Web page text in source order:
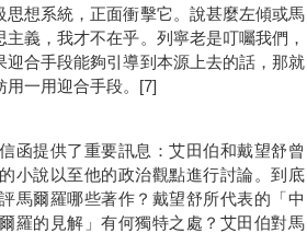
思想系統，正面衝擊它。說甚麼左傾或馬
主義，我才不在乎。列寧老是叮囑我們，
迎合手段能夠引導到本源上去的話，那就
用一用迎合手段。[7]
信函提供了重要訊息：艾田伯和戴望舒曾
小說以至他的政治觀點進行討論。到底
馬爾羅哪些著作？戴望舒所代表的「中
羅的見解」有何獨特之處？艾田伯對馬